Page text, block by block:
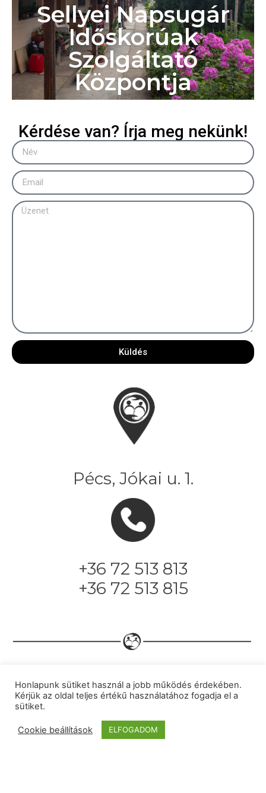
Sellyei Napsugár
Időskorúak
Szolgáltató
Központja
Kérdése van? Írja meg nekünk!
Küldés
Pécs, Jókai u. 1.
+36 72 513 813
+36 72 513 815
fenntartva.Cookie és Adatvédelmi
nyilatkozat
Honlapunk sütiket használ a jobb működés érdekében.
Kérjük az oldal teljes értékű használatához fogadja el a
sütiket.
Cookie beállítások ELFOGADOM